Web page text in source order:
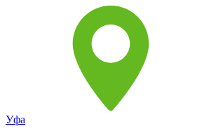
Уфа